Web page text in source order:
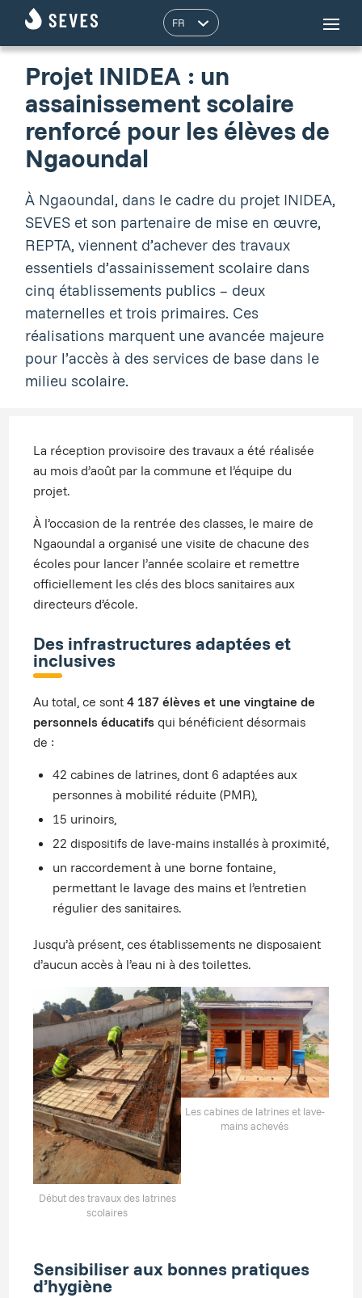
Projet INIDEA : un
assainissement scolaire
renforcé pour les élèves de
Ngaoundal
À Ngaoundal, dans le cadre du projet INIDEA,
SEVES et son partenaire de mise en œuvre,
REPTA, viennent d’achever des travaux
essentiels d’assainissement scolaire dans
cinq établissements publics – deux
maternelles et trois primaires. Ces
réalisations marquent une avancée majeure
pour l’accès à des services de base dans le
milieu scolaire.
La réception provisoire des travaux a été réalisée
au mois d’août par la commune et l’équipe du
projet.
À l’occasion de la rentrée des classes, le maire de
Ngaoundal a organisé une visite de chacune des
écoles pour lancer l’année scolaire et remettre
officiellement les clés des blocs sanitaires aux
directeurs d’école.
Des infrastructures adaptées et
inclusives
Au total, ce sont4 187 élèves et une vingtaine de
personnels éducatifs qui bénéficient désormais
de :
42 cabines de latrines, dont 6 adaptées aux
personnes à mobilité réduite (PMR),
15 urinoirs,
22 dispositifs de lave-mains installés à proximité,
un raccordement à une borne fontaine,
permettant le lavage des mains et l’entretien
régulier des sanitaires.
Jusqu’à présent, ces établissements ne disposaient
d’aucun accès à l’eau ni à des toilettes.
Début des travaux des latrines
scolaires
Les cabines de latrines et lave-
mains achevés
Sensibiliser aux bonnes pratiques
d’hygiène